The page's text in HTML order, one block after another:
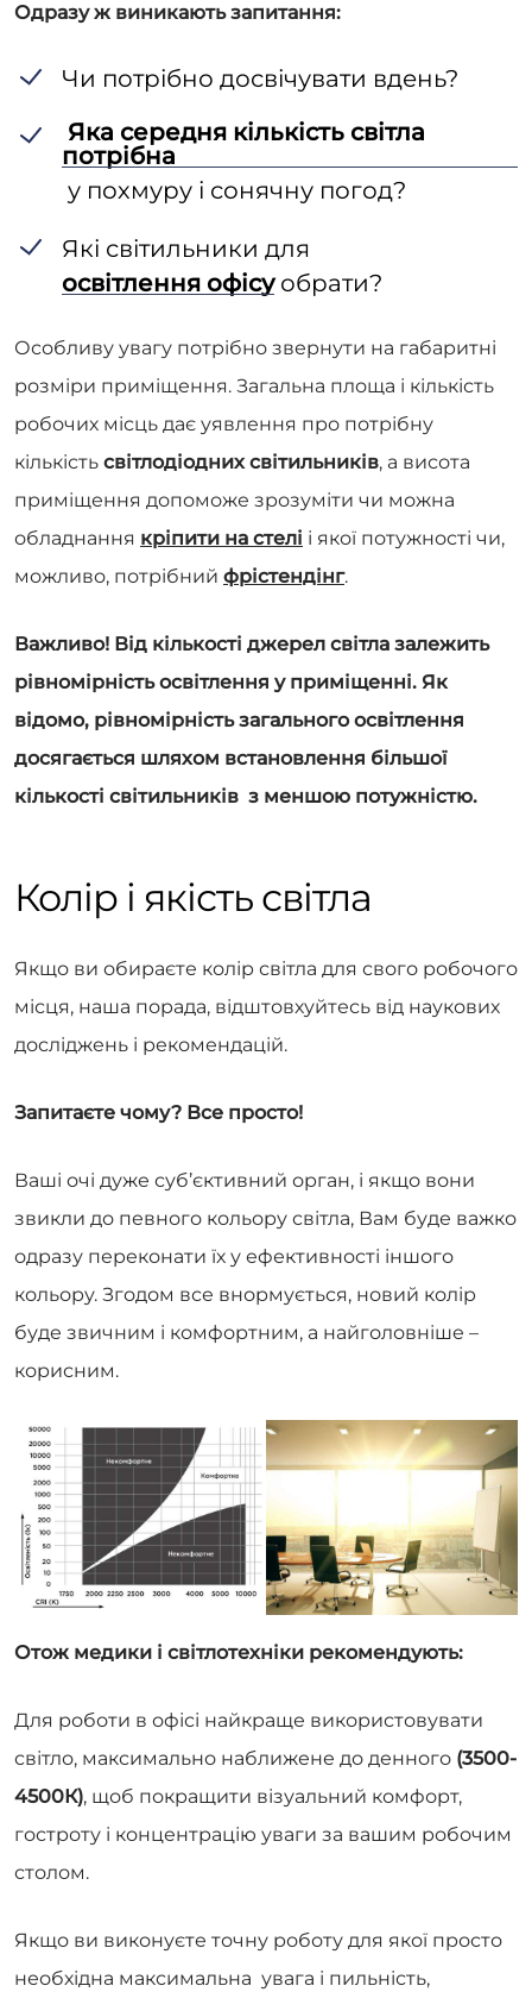
Одразу ж виникають запитання:
Чи потрібно досвічувати вдень?
Яка середня кількість світла
потрібна
у похмуру і сонячну погод?
Які світильники для
освітлення офісуобрати?
Особливу увагу потрібно звернути на габаритні
розміри приміщення. Загальна площа і кількість
робочих місць дає уявлення про потрібну
кількість світлодіодних світильників, а висота
приміщення допоможе зрозуміти чи можна
обладнання кріпити на стелі і якої потужності чи,
можливо, потрібний фрістендінг.
Важливо! Від кількості джерел світла залежить
рівномірність освітлення у приміщенні. Як
відомо, рівномірність загального освітлення
досягається шляхом встановлення більшої
кількості світильників з меншою потужністю.
Колір і якість світла
Якщо ви обираєте колір світла для свого робочого
місця, наша порада, відштовхуйтесь від наукових
досліджень і рекомендацій.
Запитаєте чому? Все просто!
Ваші очі дуже суб’єктивний орган, і якщо вони
звикли до певного кольору світла, Вам буде важко
одразу переконати їх у ефективності іншого
кольору. Згодом все внормується, новий колір
буде звичним і комфортним, а найголовніше –
корисним.
Отож медики і світлотехніки рекомендують:
Для роботи в офісі найкраще використовувати
світло, максимально наближене до денного (3500-
4500К), щоб покращити візуальний комфорт,
гостроту і концентрацію уваги за вашим робочим
столом.
Якщо ви виконуєте точну роботу для якої просто
необхідна максимальна увага і пильність,